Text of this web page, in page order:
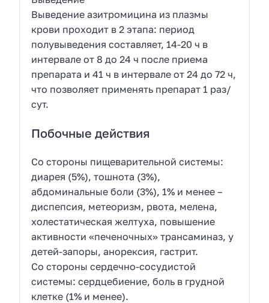
Выведение азитромицина из плазмы
крови проходит в 2 этапа: период
полувыведения составляет, 14-20 ч в
интервале от 8 до 24 ч после приема
препарата и 41 ч в интервале от 24 до 72 ч,
что позволяет применять препарат 1 раз/
сут.
Побочные действия
Со стороны пищеварительной системы:
диарея (5%), тошнота (3%),
абдоминальные боли (3%), 1% и менее –
диспепсия, метеоризм, рвота, мелена,
холестатическая желтуха, повышение
активности «печеночных» трансаминаз, у
детей-запоры, анорексия, гастрит.
Со стороны сердечно-сосудистой
системы: сердцебиение, боль в грудной
клетке (1% и менее).